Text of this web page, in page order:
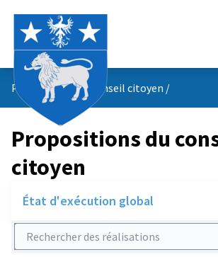
Propositions du conseil citoyen /
Propositions du
citoyen
État d'exécution global
Rechercher des réalisations